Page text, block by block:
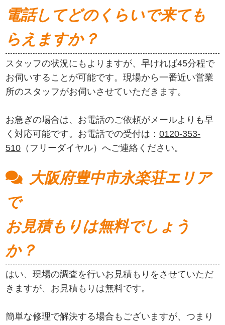
電話してどのくらいで来ても
らえますか？
スタッフの状況にもよりますが、早ければ45分程で
お伺いすることが可能です。現場から一番近い営業
所のスタッフがお伺いさせていただきます。
お急ぎの場合は、お電話のご依頼がメールよりも早
く対応可能です。お電話での受付は：0120-353-
510 （フリーダイヤル）へご連絡ください。
大阪府豊中市永楽荘エリア
で
お見積もりは無料でしょう
か？
はい、現場の調査を行いお見積もりをさせていただ
きますが、お見積もりは無料です。
簡単な修理で解決する場合もございますが、つまり